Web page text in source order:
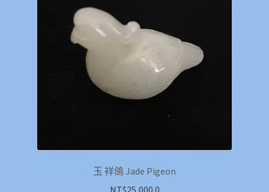
玉 祥鴿 Jade Pigeon
NT$25,000.0